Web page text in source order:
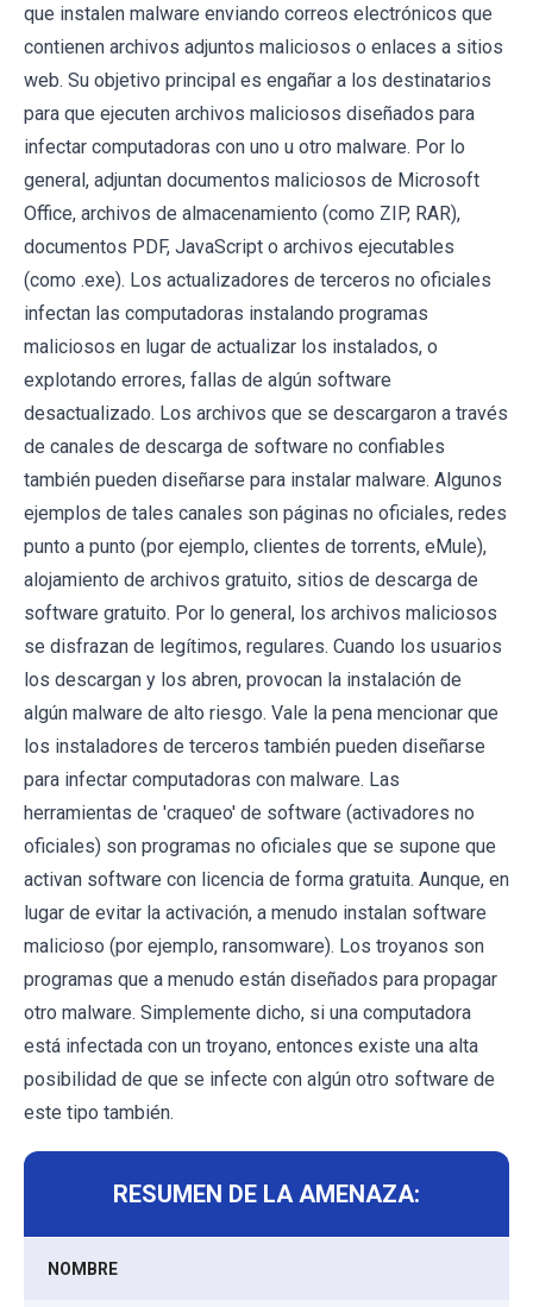
que instalen malware enviando correos electrónicos que
contienen archivos adjuntos maliciosos o enlaces a sitios
web. Su objetivo principal es engañar a los destinatarios
para que ejecuten archivos maliciosos diseñados para
infectar computadoras con uno u otro malware. Por lo
general, adjuntan documentos maliciosos de Microsoft
Office, archivos de almacenamiento (como ZIP, RAR),
documentos PDF, JavaScript o archivos ejecutables
(como .exe). Los actualizadores de terceros no oficiales
infectan las computadoras instalando programas
maliciosos en lugar de actualizar los instalados, o
explotando errores, fallas de algún software
desactualizado. Los archivos que se descargaron a través
de canales de descarga de software no confiables
también pueden diseñarse para instalar malware. Algunos
ejemplos de tales canales son páginas no oficiales, redes
punto a punto (por ejemplo, clientes de torrents, eMule),
alojamiento de archivos gratuito, sitios de descarga de
software gratuito. Por lo general, los archivos maliciosos
se disfrazan de legítimos, regulares. Cuando los usuarios
los descargan y los abren, provocan la instalación de
algún malware de alto riesgo. Vale la pena mencionar que
los instaladores de terceros también pueden diseñarse
para infectar computadoras con malware. Las
herramientas de 'craqueo' de software (activadores no
oficiales) son programas no oficiales que se supone que
activan software con licencia de forma gratuita. Aunque, en
lugar de evitar la activación, a menudo instalan software
malicioso (por ejemplo, ransomware). Los troyanos son
programas que a menudo están diseñados para propagar
otro malware. Simplemente dicho, si una computadora
está infectada con un troyano, entonces existe una alta
posibilidad de que se infecte con algún otro software de
este tipo también.
RESUMEN DE LA AMENAZA:
NOMBRE